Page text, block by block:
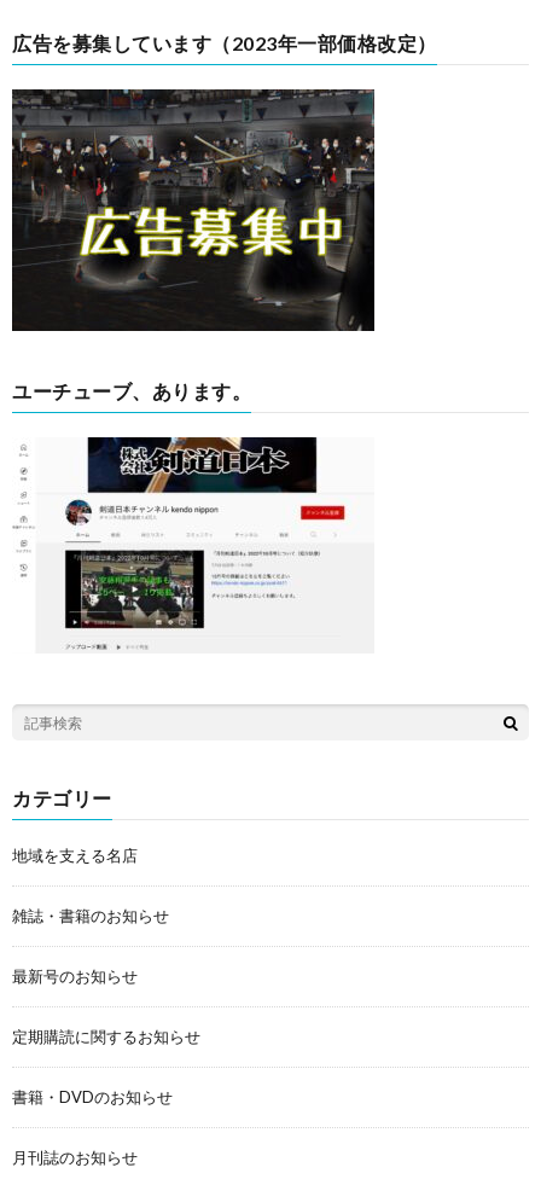
広告を募集しています（2023年一部価格改定）
ユーチューブ、あります。
カテゴリー
地域を支える名店
雑誌・書籍のお知らせ
最新号のお知らせ
定期購読に関するお知らせ
書籍・DVDのお知らせ
月刊誌のお知らせ